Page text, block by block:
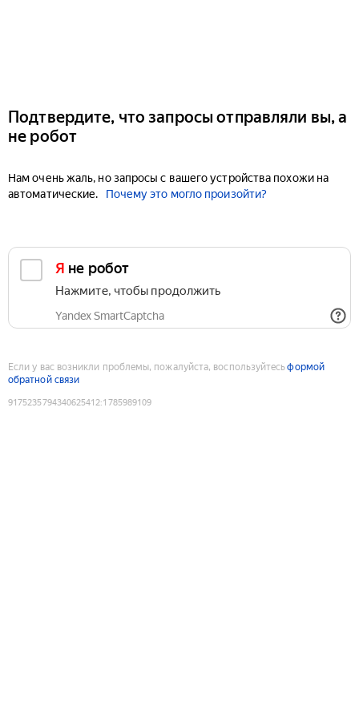
Подтвердите, что запросы отправляли вы, а
не робот
Нам очень жаль, но запросы с вашего устройства похожи на
автоматические.
Почему это могло произойти?
Я не робот
Нажмите, чтобы продолжить
Yandex SmartCaptcha
Если у вас возникли проблемы, пожалуйста, воспользуйтесьформой
обратной связи
9175235794340625412:1785989109